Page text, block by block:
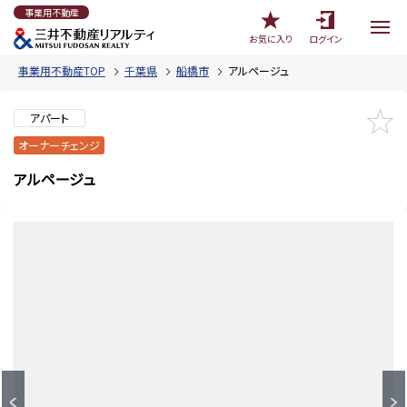
事業用不動産
お気に入り
ログイン
事業用不動産TOP 千葉県 船橋市 アルページュ
アパート
オーナーチェンジ
アルページュ